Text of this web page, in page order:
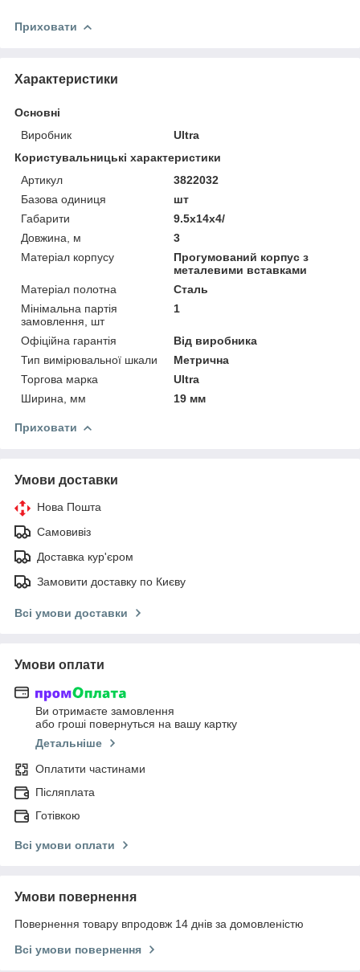
Приховати
Характеристики
Основні
Виробник
Ultra
Користувальницькі характеристики
Артикул
3822032
Базова одиниця
шт
Габарити
9.5x14x4/
Довжина, м
3
Матеріал корпусу
Прогумований корпус з
металевими вставками
Матеріал полотна
Сталь
Мінімальна партія
замовлення, шт
1
Офіційна гарантія
Від виробника
Тип вимірювальної шкали
Метрична
Торгова марка
Ultra
Ширина, мм
19 мм
Приховати
Умови доставки
Нова Пошта
Самовивіз
Доставка кур'єром
Замовити доставку по Києву
Всі умови доставки
Умови оплати
Ви отримаєте замовлення
або гроші повернуться на вашу картку
Детальніше
Оплатити частинами
Післяплата
Готівкою
Всі умови оплати
Умови повернення
Повернення товару впродовж 14 днів за домовленістю
Всі умови повернення